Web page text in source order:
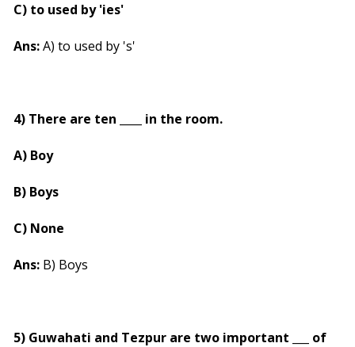
C) to used by 'ies'
Ans:A) to used by 's'
4) There are ten ____ in the room.
A) Boy
B) Boys
C) None
Ans: B) Boys
5) Guwahati and Tezpur are two important ___ of